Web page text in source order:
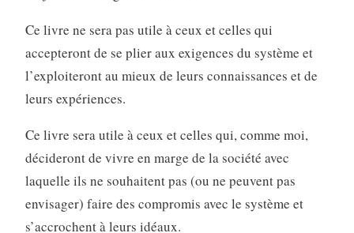
Ce livre ne sera pas utile à ceux et celles qui
accepteront de se plier aux exigences du système et
l’exploiteront au mieux de leurs connaissances et de
leurs expériences.
Ce livre sera utile à ceux et celles qui, comme moi,
décideront de vivre en marge de la société avec
laquelle ils ne souhaitent pas (ou ne peuvent pas
envisager) faire des compromis avec le système et
s’accrochent à leurs idéaux.